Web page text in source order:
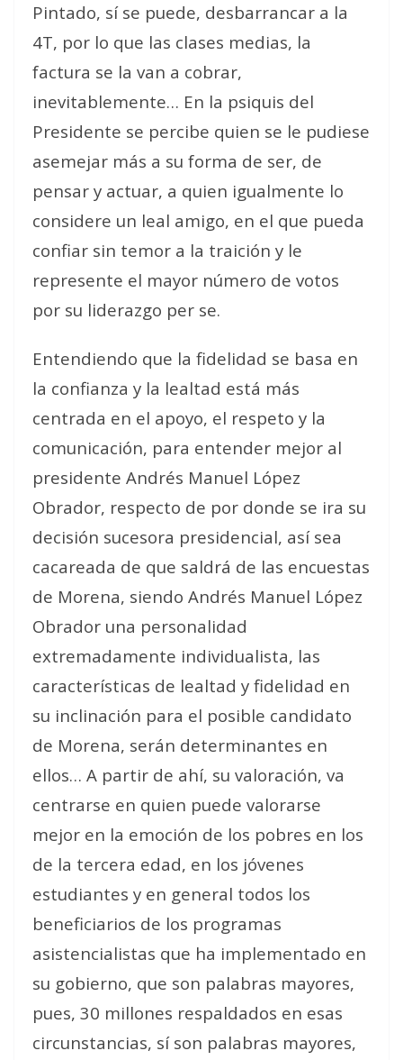
Pintado, sí se puede, desbarrancar a la
4T, por lo que las clases medias, la
factura se la van a cobrar,
inevitablemente… En la psiquis del
Presidente se percibe quien se le pudiese
asemejar más a su forma de ser, de
pensar y actuar, a quien igualmente lo
considere un leal amigo, en el que pueda
confiar sin temor a la traición y le
represente el mayor número de votos
por su liderazgo per se.
Entendiendo que la fidelidad se basa en
la confianza y la lealtad está más
centrada en el apoyo, el respeto y la
comunicación, para entender mejor al
presidente Andrés Manuel López
Obrador, respecto de por donde se ira su
decisión sucesora presidencial, así sea
cacareada de que saldrá de las encuestas
de Morena, siendo Andrés Manuel López
Obrador una personalidad
extremadamente individualista, las
características de lealtad y fidelidad en
su inclinación para el posible candidato
de Morena, serán determinantes en
ellos… A partir de ahí, su valoración, va
centrarse en quien puede valorarse
mejor en la emoción de los pobres en los
de la tercera edad, en los jóvenes
estudiantes y en general todos los
beneficiarios de los programas
asistencialistas que ha implementado en
su gobierno, que son palabras mayores,
pues, 30 millones respaldados en esas
circunstancias, sí son palabras mayores,